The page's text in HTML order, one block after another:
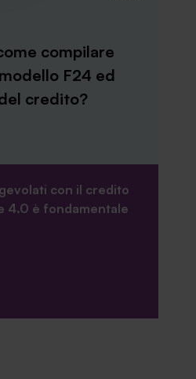
compilare
F24 ed
credito?
con il credito
4.0 è fondamentale